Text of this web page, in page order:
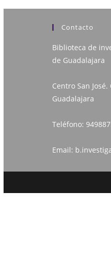
Contacto
Biblioteca de
de Guadalajara
Centro San
Guadalajara
Teléfono:
Email: